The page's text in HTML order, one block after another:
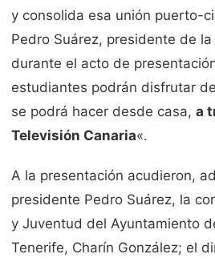
y consolida esa unión puerto-
Pedro Suárez, presidente de
durante el acto de
estudiantes podrán disfrutar
se podrá hacer desde casa, a
Televisión Canaria«.
A la presentación acudieron,
presidente Pedro Suárez, la
y Juventud del Ayuntamiento
Tenerife, Charín González; el